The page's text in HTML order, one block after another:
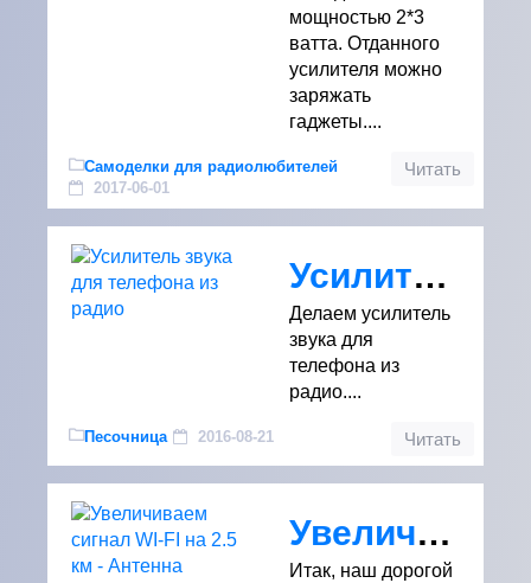
мощностью 2*3
ватта. Отданного
усилителя можно
заряжать
гаджеты....
Читать
Самоделки для радиолюбителей
2017-06-01
Усилитель звука для телефона из радио
Делаем усилитель
звука для
телефона из
радио....
Читать
Песочница 2016-08-21
Увеличиваем сигнал WI-FI на 2.5 км - Антенна биквадрат (BiQuad)
Итак, наш дорогой